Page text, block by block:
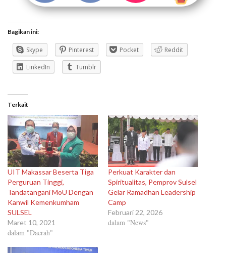
Bagikan ini:
Skype Pinterest Pocket
Reddit
LinkedIn
Tumblr
Terkait
UIT Makassar Beserta Tiga
Perguruan Tinggi,
Tandatangani MoU Dengan
Kanwil Kemenkumham
SULSEL
Maret 10, 2021
dalam "Daerah"
Perkuat Karakter dan
Spiritualitas, Pemprov Sulsel
Gelar Ramadhan Leadership
Camp
Februari 22, 2026
dalam "News"